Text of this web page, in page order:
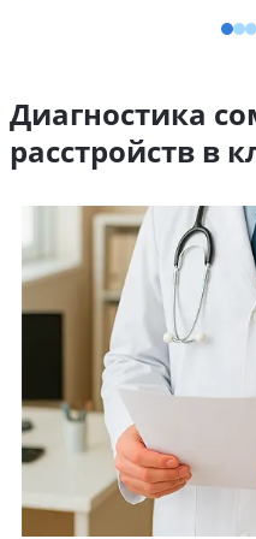
Диагностика
расстройств в